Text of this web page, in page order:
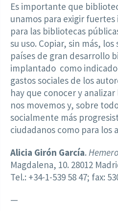
Es importante que
unamos para exigir
para las bibliotecas
su uso. Copiar, sin más,
países de gran desarrollo
implantado como
gastos sociales de los
hay que conocer y
nos movemos y, sobre
socialmente más
ciudadanos como para los
Alicia Girón García.
Magdalena, 10. 28012
Tel.: +34-1-539 58 47; fax:
—